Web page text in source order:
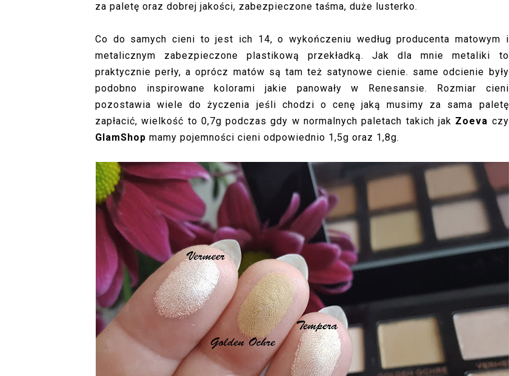
za paletę oraz dobrej jakości, zabezpieczone taśma, duże lusterko.
Co do samych cieni to jest ich 14, o wykończeniu według producenta matowym i
metalicznym zabezpieczone plastikową przekładką. Jak dla mnie metaliki to
praktycznie perły, a oprócz matów są tam też satynowe cienie. same odcienie były
podobno inspirowane kolorami jakie panowały w Renesansie. Rozmiar cieni
pozostawia wiele do życzenia jeśli chodzi o cenę jaką musimy za sama paletę
zapłacić, wielkość to 0,7g podczas gdy w normalnych paletach takich jak Zoeva czy
GlamShop mamy pojemności cieni odpowiednio 1,5g oraz 1,8g.